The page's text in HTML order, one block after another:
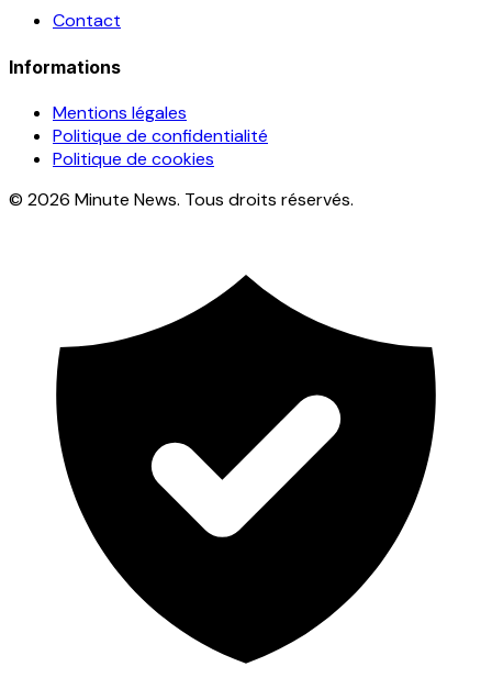
Contact
Informations
Mentions légales
Politique de confidentialité
Politique de cookies
© 2026 Minute News. Tous droits réservés.